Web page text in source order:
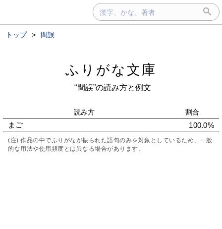
トップ > 間誤
ふりがな文庫
“間誤”の読み方と例文
読み方 割合
まご 100.0%
(注) 作品の中でふりがなが振られた語句のみを対象としているため、一般
的な用法や使用頻度とは異なる場合があります。